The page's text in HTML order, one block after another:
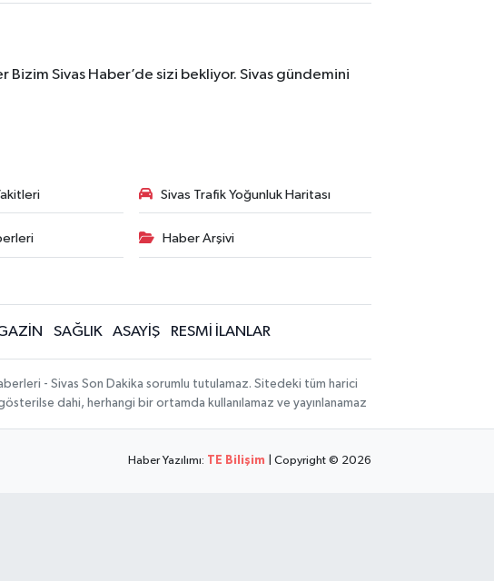
Sivas Haber’de sizi bekliyor. Sivas gündemini
Sivas Trafik Yoğunluk Haritası
Haber Arşivi
SAĞLIK ASAYİŞ RESMİ İLANLAR
- Sivas Son Dakika sorumlu tutulamaz. Sitedeki tüm harici
dahi, herhangi bir ortamda kullanılamaz ve yayınlanamaz
Haber Yazılımı: TE Bilişim | Copyright © 2026